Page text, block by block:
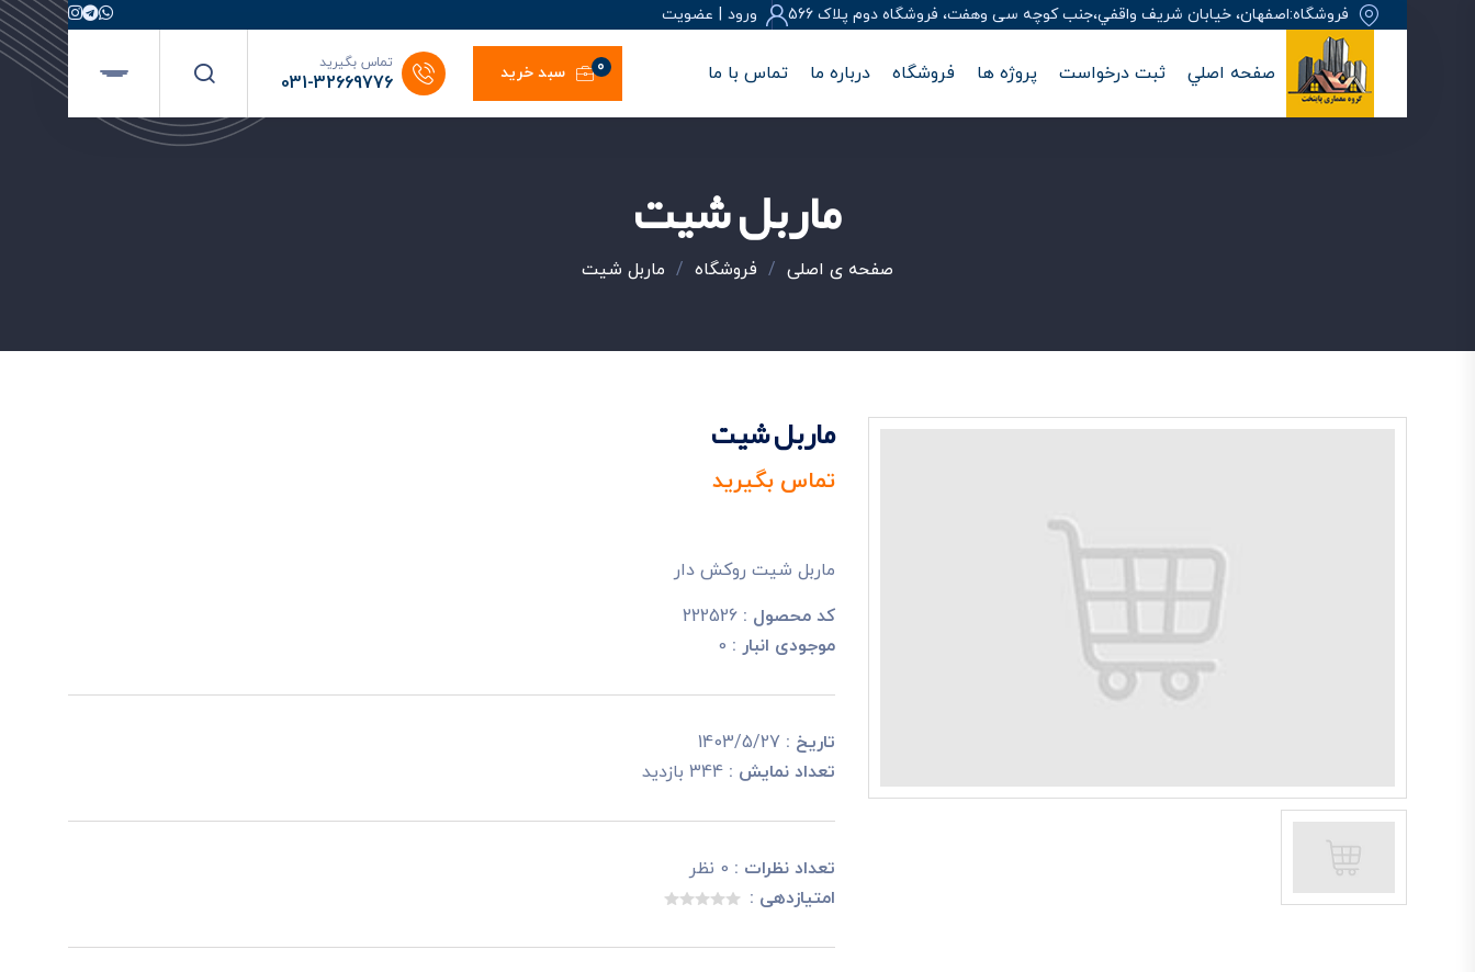
فروشگاه:اصفهان، خيابان شريف واقفي،جنب کوچه سی وهفت، فروشگاه دوم پلاک 566 ورود | عضويت
صفحه اصلي ثبت درخواست پروژه ها فروشگاه درباره ما تماس با ما سبد خرید 0 تماس بگیرید
031-32669776
ماربل شیت
صفحه ی اصلی / فروشگاه / ماربل شیت
ماربل شیت
تماس بگیرید
ماربل شیت روکش دار
کد محصول : 222526
موجودی انبار : 0
تاریخ : 1403/5/27
تعداد نمایش : 344 بازدید
تعداد نظرات : 0 نظر
امتیازدهی :